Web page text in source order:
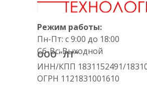
Режим работы:
Пн-Пт: с 9:00 до 18:00
Сб-Вс: Выходной
ООО "ЛТ"
ИНН/КПП 1831152491/
ОГРН 1121831001610